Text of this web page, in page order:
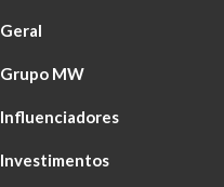
Geral
Grupo MW
Influenciadores
Investimentos